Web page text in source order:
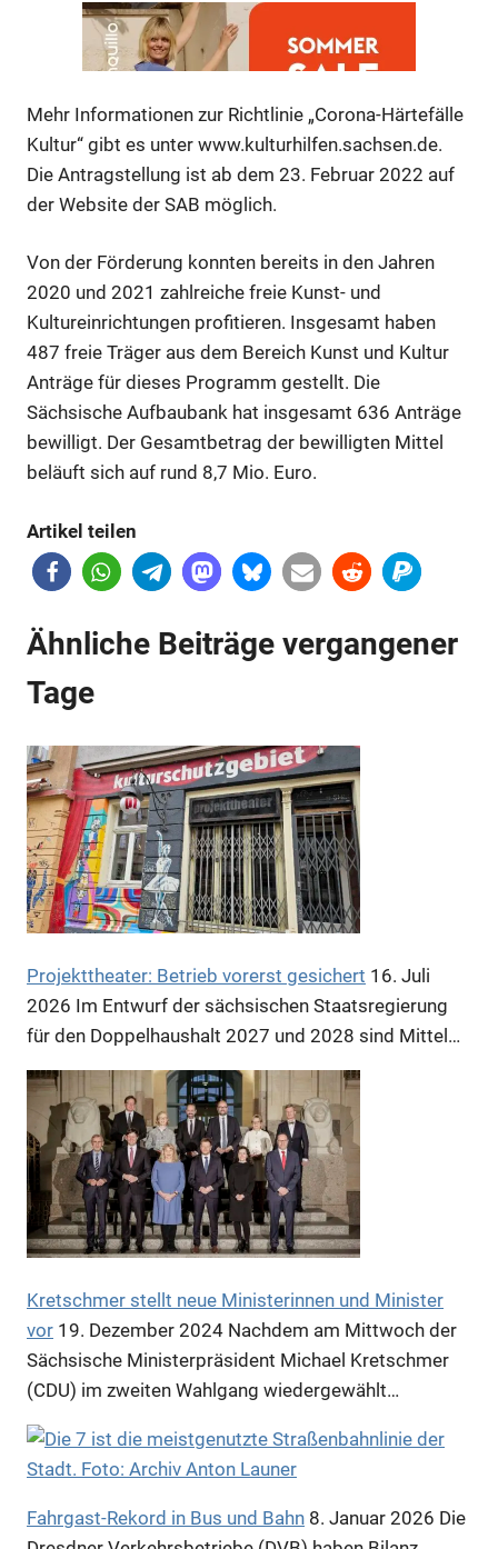
Anzeige
Anzeige
Anzeige
Anzeige
Mehr Informationen zur Richtlinie „Corona-Härtefälle
Kultur“ gibt es unter www.kulturhilfen.sachsen.de.
Die Antragstellung ist ab dem 23. Februar 2022 auf
der Website der SAB möglich.
Von der Förderung konnten bereits in den Jahren
2020 und 2021 zahlreiche freie Kunst- und
Kultureinrichtungen profitieren. Insgesamt haben
487 freie Träger aus dem Bereich Kunst und Kultur
Anträge für dieses Programm gestellt. Die
Sächsische Aufbaubank hat insgesamt 636 Anträge
bewilligt. Der Gesamtbetrag der bewilligten Mittel
beläuft sich auf rund 8,7 Mio. Euro.
Artikel teilen
Ähnliche Beiträge vergangener
Tage
Projekttheater: Betrieb vorerst gesichert 16. Juli
2026 Im Entwurf der sächsischen Staatsregierung
für den Doppelhaushalt 2027 und 2028 sind Mittel…
Kretschmer stellt neue Ministerinnen und Minister
vor 19. Dezember 2024 Nachdem am Mittwoch der
Sächsische Ministerpräsident Michael Kretschmer
(CDU) im zweiten Wahlgang wiedergewählt…
Fahrgast-Rekord in Bus und Bahn 8. Januar 2026 Die